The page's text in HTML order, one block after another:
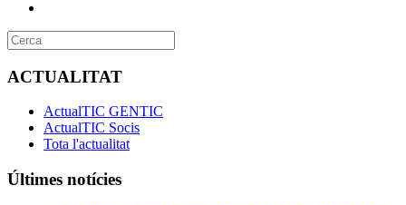
ACTUALITAT
ActualTIC GENTIC
ActualTIC Socis
Tota l'actualitat
Últimes notícies